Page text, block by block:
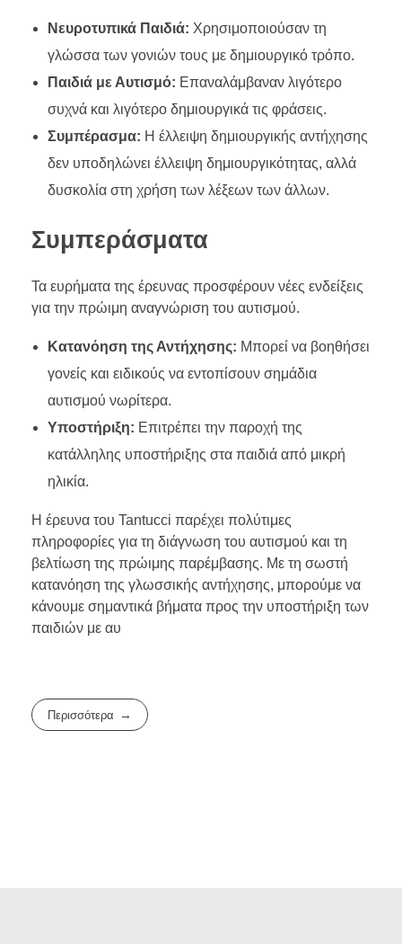
Νευροτυπικά Παιδιά: Χρησιμοποιούσαν τη
γλώσσα των γονιών τους με δημιουργικό τρόπο.
Παιδιά με Αυτισμό: Επαναλάμβαναν λιγότερο
συχνά και λιγότερο δημιουργικά τις φράσεις.
Συμπέρασμα: Η έλλειψη δημιουργικής αντήχησης
δεν υποδηλώνει έλλειψη δημιουργικότητας, αλλά
δυσκολία στη χρήση των λέξεων των άλλων.
Συμπεράσματα
Τα ευρήματα της έρευνας προσφέρουν νέες ενδείξεις
για την πρώιμη αναγνώριση του αυτισμού.
Κατανόηση της Αντήχησης: Μπορεί να βοηθήσει
γονείς και ειδικούς να εντοπίσουν σημάδια
αυτισμού νωρίτερα.
Υποστήριξη: Επιτρέπει την παροχή της
κατάλληλης υποστήριξης στα παιδιά από μικρή
ηλικία.
Η έρευνα του Tantucci παρέχει πολύτιμες
πληροφορίες για τη διάγνωση του αυτισμού και τη
βελτίωση της πρώιμης παρέμβασης. Με τη σωστή
κατανόηση της γλωσσικής αντήχησης, μπορούμε να
κάνουμε σημαντικά βήματα προς την υποστήριξη των
παιδιών με αυ
Περισσότερα